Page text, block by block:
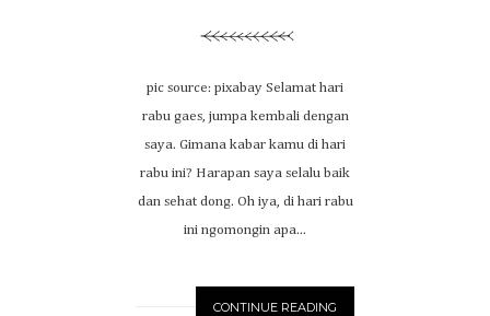
pic source: pixabay Selamat hari
rabu gaes, jumpa kembali dengan
saya. Gimana kabar kamu di hari
rabu ini? Harapan saya selalu baik
dan sehat dong. Oh iya, di hari rabu
ini ngomongin apa...
CONTINUE READING